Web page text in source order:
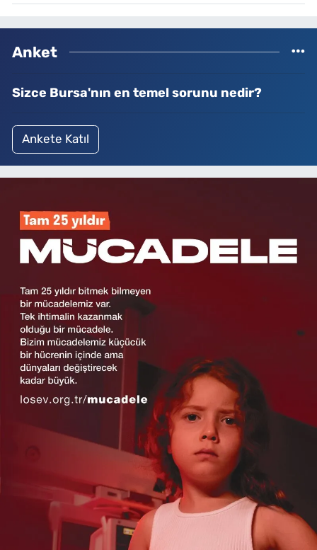
Anket
Sizce Bursa'nın en temel sorunu nedir?
Ankete Katıl